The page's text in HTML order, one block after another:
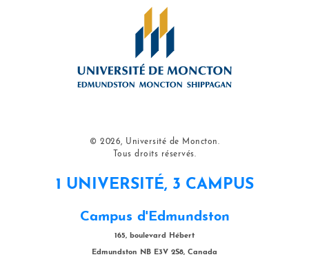
© 2026, Université de Moncton.
Tous droits réservés.
1 UNIVERSITÉ, 3 CAMPUS
Campus d'Edmundston
165, boulevard Hébert
Edmundston NB E3V 2S8, Canada